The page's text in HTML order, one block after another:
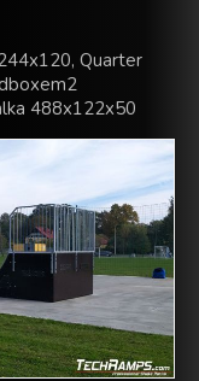
Quarter
488x122x50